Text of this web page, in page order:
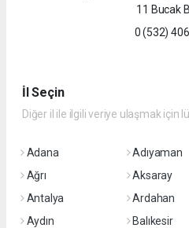
11 Bucak
0 (532)
İl Seçin
Diğer il ile ilgili veriye ulaşmak için
Adana Adıyaman
Ağrı
Aksaray
Antalya
Ardahan
Aydın
Balıkesir